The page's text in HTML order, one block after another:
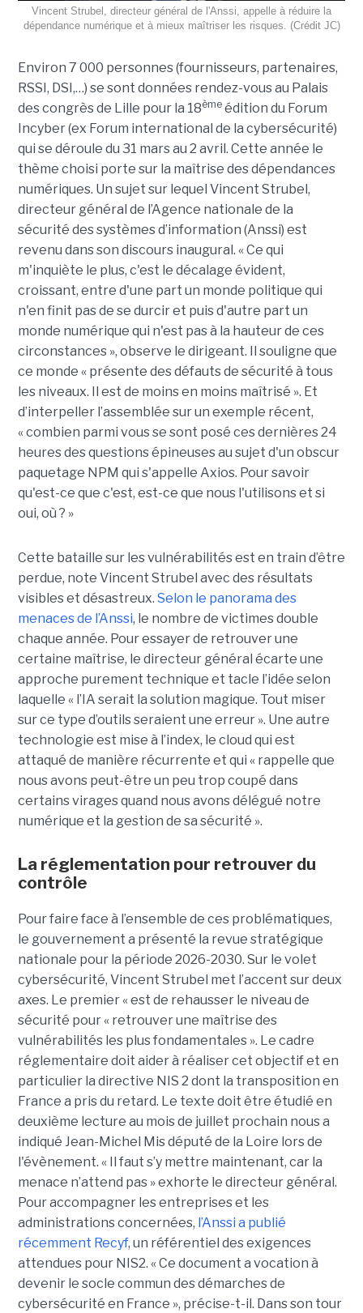
Vincent Strubel, directeur général de l'Anssi, appelle à réduire la
dépendance numérique et à mieux maîtriser les risques. (Crédit JC)
Environ 7 000 personnes (fournisseurs, partenaires,
RSSI, DSI,…) se sont données rendez-vous au Palais
des congrès de Lille pour la 18èmeédition du Forum
Incyber (ex Forum international de la cybersécurité)
qui se déroule du 31 mars au 2 avril. Cette année le
thème choisi porte sur la maîtrise des dépendances
numériques. Un sujet sur lequel Vincent Strubel,
directeur général de l’Agence nationale de la
sécurité des systèmes d’information (Anssi) est
revenu dans son discours inaugural. « Ce qui
m'inquiète le plus, c'est le décalage évident,
croissant, entre d'une part un monde politique qui
n'en finit pas de se durcir et puis d'autre part un
monde numérique qui n'est pas à la hauteur de ces
circonstances », observe le dirigeant. Il souligne que
ce monde « présente des défauts de sécurité à tous
les niveaux. Il est de moins en moins maîtrisé ». Et
d’interpeller l’assemblée sur un exemple récent,
« combien parmi vous se sont posé ces dernières 24
heures des questions épineuses au sujet d'un obscur
paquetage NPM qui s'appelle Axios. Pour savoir
qu'est-ce que c'est, est-ce que nous l'utilisons et si
oui, où ? »
Cette bataille sur les vulnérabilités est en train d’être
perdue, note Vincent Strubel avec des résultats
visibles et désastreux. Selon le panorama des
menaces de l’Anssi, le nombre de victimes double
chaque année. Pour essayer de retrouver une
certaine maîtrise, le directeur général écarte une
approche purement technique et tacle l’idée selon
laquelle « l’IA serait la solution magique. Tout miser
sur ce type d’outils seraient une erreur ». Une autre
technologie est mise à l’index, le cloud qui est
attaqué de manière récurrente et qui « rappelle que
nous avons peut-être un peu trop coupé dans
certains virages quand nous avons délégué notre
numérique et la gestion de sa sécurité ».
La réglementation pour retrouver du
contrôle
Pour faire face à l’ensemble de ces problématiques,
le gouvernement a présenté la revue stratégique
nationale pour la période 2026-2030. Sur le volet
cybersécurité, Vincent Strubel met l’accent sur deux
axes. Le premier « est de rehausser le niveau de
sécurité pour « retrouver une maîtrise des
vulnérabilités les plus fondamentales ». Le cadre
réglementaire doit aider à réaliser cet objectif et en
particulier la directive NIS 2 dont la transposition en
France a pris du retard. Le texte doit être étudié en
deuxième lecture au mois de juillet prochain nous a
indiqué Jean-Michel Mis député de la Loire lors de
l'évènement. « Il faut s’y mettre maintenant, car la
menace n’attend pas » exhorte le directeur général.
Pour accompagner les entreprises et les
administrations concernées, l’Anssi a publié
récemment Recyf, un référentiel des exigences
attendues pour NIS2. « Ce document a vocation à
devenir le socle commun des démarches de
cybersécurité en France », précise-t-il. Dans son tour